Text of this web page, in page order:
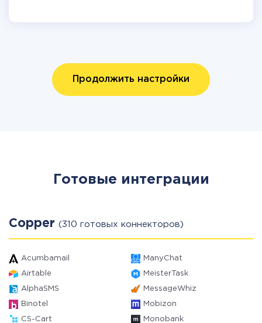
Продолжить настройки
Готовые интеграции
Copper (310 готовых коннекторов)
Acumbamail ManyChat
Airtable MeisterTask
AlphaSMS MessageWhiz
Binotel Mobizon
CS-Cart Monobank